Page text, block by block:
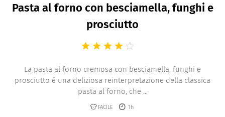
Pasta al forno con besciamella, funghi e
prosciutto
La pasta al forno cremosa con besciamella, funghi e
prosciutto è una deliziosa reinterpretazione della classica
pasta al forno, che ...
FACILE 1h